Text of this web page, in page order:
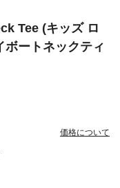
Tee (キッズ ロ
ボートネックティ
価格について